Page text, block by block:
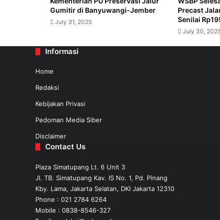
July 31, 2025
Pelindo Groundbreaking Terminal
Gumitir di Banyuwangi-Jember
July 31, 2025
Precast
Senilai
July 30,
Informasi
Home
Redaksi
Kebijakan Privasi
Pedoman Media Siber
Disclaimer
Contact Us
Plaza Simatupang Lt. 6 Unit 3
Jl. TB. Simatupang Kav. IS No. 1, Pd. Pinang
Kby. Lama, Jakarta Selatan, DKI Jakarta 12310
Phone : 021 2784 6264
Mobile : 0838-8546-327